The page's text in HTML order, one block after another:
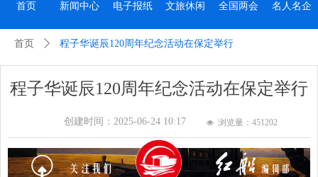
首页 新闻中心 电子报纸 文旅休闲 全国两会 名人名企
程子华诞辰120周年纪念活动在保定举行
创建时间： 2025-06-24 10:17 넶 浏览量：451202
首页 ꄲ 程子华诞辰120周年纪念活动在保定举行